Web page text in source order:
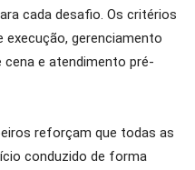
cada desafio. Os critérios
execução, gerenciamento
cena e atendimento pré-
reforçam que todas as
conduzido de forma